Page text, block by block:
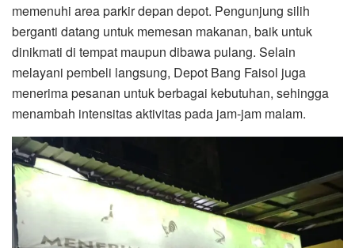
memenuhi area parkir depan depot. Pengunjung silih
berganti datang untuk memesan makanan, baik untuk
dinikmati di tempat maupun dibawa pulang. Selain
melayani pembeli langsung, Depot Bang Faisol juga
menerima pesanan untuk berbagai kebutuhan, sehingga
menambah intensitas aktivitas pada jam-jam malam.